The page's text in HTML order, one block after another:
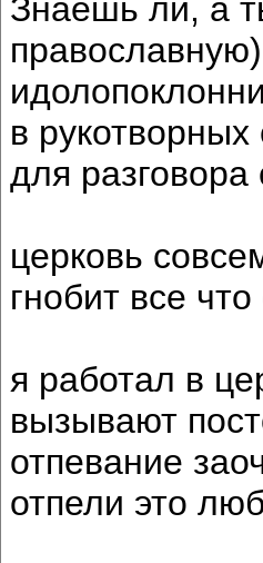
Знаешь ли, а
в
для разговора
церковь
гнобит все
я работал в
вызывают
отпевание
отпели это